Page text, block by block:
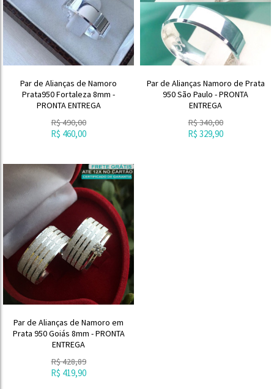
Par de Alianças de Namoro
Prata950 Fortaleza 8mm -
PRONTA ENTREGA
R$490,00
R$ 460,00
Par de Alianças Namoro de Prata
950 São Paulo - PRONTA
ENTREGA
R$340,00
R$ 329,90
Par de Alianças de Namoro em
Prata 950 Goiás 8mm - PRONTA
ENTREGA
R$428,89
R$ 419,90